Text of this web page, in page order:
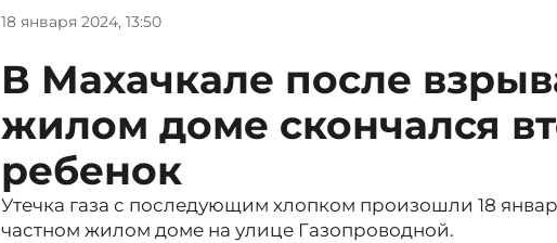
18 января 2024, 13:50
В Махачкале после
жилом доме скончался
ребенок
Утечка газа с последующим хлопком произошли 18
частном жилом доме на улице Газопроводной.